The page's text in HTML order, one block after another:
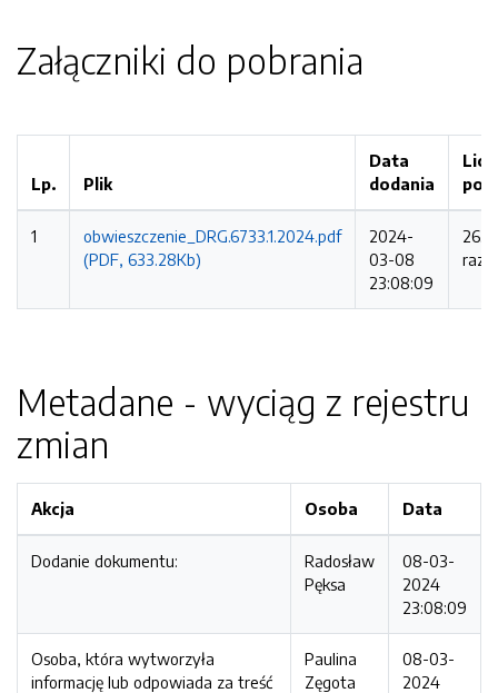
Załączniki do pobrania
Lp. Plik
Data
dodania
1
obwieszczenie_DRG.6733.1.2024.pdf
(PDF, 633.28Kb)
2024-
03-08
23:08:09
263
razy
Metadane - wyciąg z rejestru
zmian
Akcja Osoba Data
Dodanie dokumentu:
Radosław
Pęksa
08-03-
2024
23:08:09
Osoba, która wytworzyła
informację lub odpowiada za treść
Paulina
Zęgota
08-03-
2024